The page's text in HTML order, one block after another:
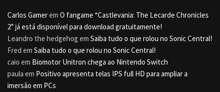
Carlos Gamerem O fangame “Castlevania: The Lecarde Chronicles
2” já está disponível para download gratuitamente!
Leandro the hedgehog em Saiba tudo o que rolou no Sonic Central!
Fred em Saiba tudo o que rolou no Sonic Central!
caio em Biomotor Unitron chega ao Nintendo Switch
paula em Positivo apresenta telas IPS full HD para ampliar a
imersão em PCs